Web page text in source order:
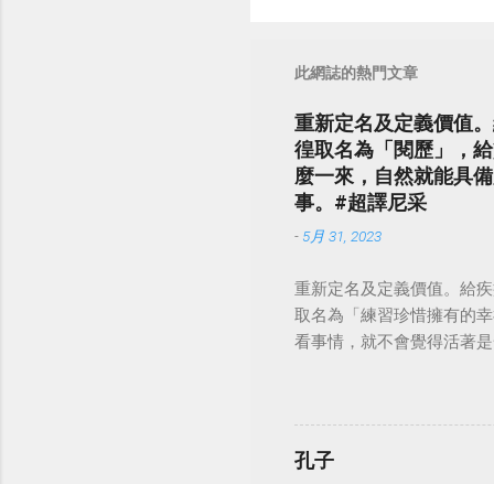
此網誌的熱門文章
重新定名及定義價值
徨取名為「閱歷」，
麼一來，自然就能具
事。#超譯尼采
- 5月 31, 2023
重新定名及定義價值。給
取名為「練習珍惜擁有的
看事情，就不會覺得活著
孔子